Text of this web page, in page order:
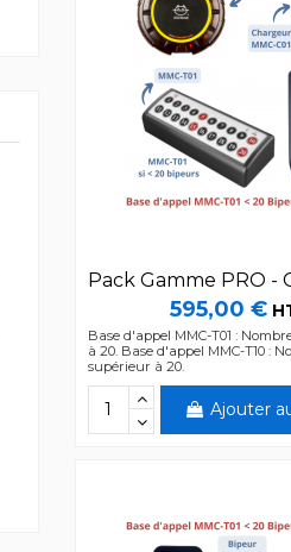
Pack Gamme PRO -
595,00 €
Base d'appel MMC-T01 :
à 20. Base d'appel MMC-T10 :
supérieur à 20.
Ajouter